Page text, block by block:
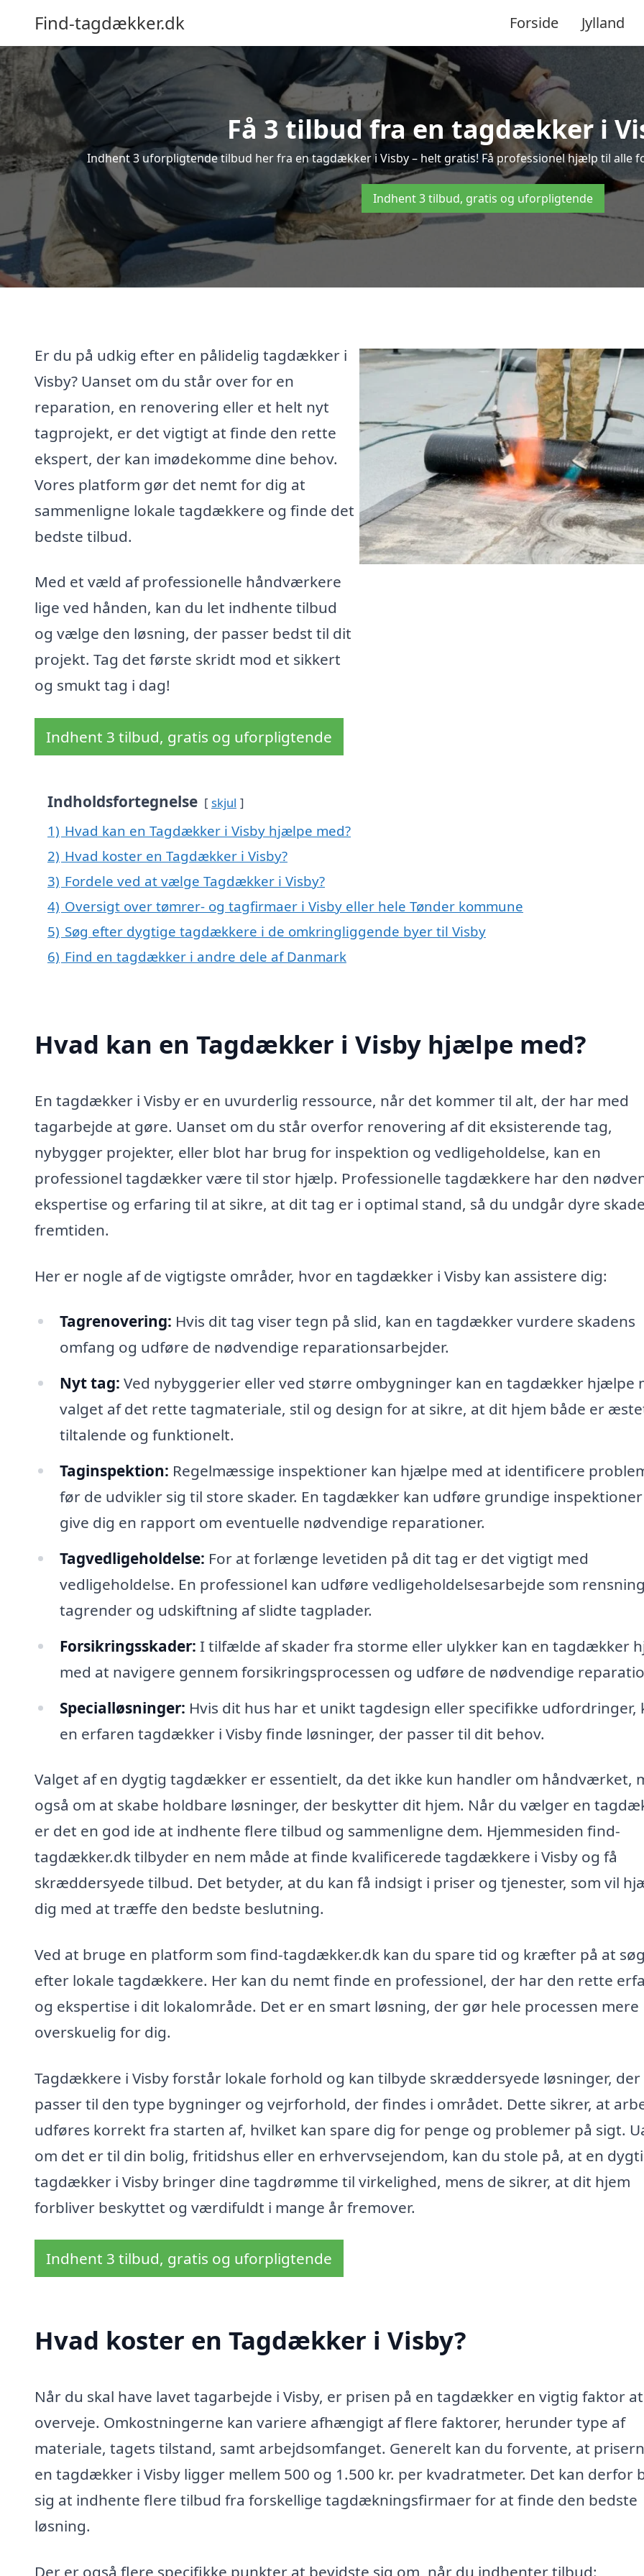
Find-tagdækker.dk Forside Jylland
Få 3 tilbud fra en tagdækker i
Indhent 3 uforpligtende tilbud her fra en tagdækker i Visby – helt gratis! Få professionel hjælp til alle
Indhent 3 tilbud, gratis og uforpligtende
Er du på udkig efter en pålidelig tagdækker i
Visby? Uanset om du står over for en
reparation, en renovering eller et helt nyt
tagprojekt, er det vigtigt at finde den rette
ekspert, der kan imødekomme dine behov.
Vores platform gør det nemt for dig at
sammenligne lokale tagdækkere og finde det
bedste tilbud.
Med et væld af professionelle håndværkere
lige ved hånden, kan du let indhente tilbud
og vælge den løsning, der passer bedst til dit
projekt. Tag det første skridt mod et sikkert
og smukt tag i dag!
Indhent 3 tilbud, gratis og uforpligtende
Indholdsfortegnelse skjul
1) Hvad kan en Tagdækker i Visby hjælpe med?
2) Hvad koster en Tagdækker i Visby?
3) Fordele ved at vælge Tagdækker i Visby?
4) Oversigt over tømrer- og tagfirmaer i Visby eller hele Tønder kommune
5) Søg efter dygtige tagdækkere i de omkringliggende byer til Visby
6) Find en tagdækker i andre dele af Danmark
Hvad kan en Tagdækker i Visby hjælpe med?
En tagdækker i Visby er en uvurderlig ressource, når det kommer til alt, der har med
tagarbejde at gøre. Uanset om du står overfor renovering af dit eksisterende tag,
nybygger projekter, eller blot har brug for inspektion og vedligeholdelse, kan en
professionel tagdækker være til stor hjælp. Professionelle tagdækkere har den
ekspertise og erfaring til at sikre, at dit tag er i optimal stand, så du undgår dyre
fremtiden.
Her er nogle af de vigtigste områder, hvor en tagdækker i Visby kan assistere dig:
Tagrenovering: Hvis dit tag viser tegn på slid, kan en tagdækker vurdere skadens
omfang og udføre de nødvendige reparationsarbejder.
Nyt tag: Ved nybyggerier eller ved større ombygninger kan en tagdækker hjælpe
valget af det rette tagmateriale, stil og design for at sikre, at dit hjem både er
tiltalende og funktionelt.
Taginspektion: Regelmæssige inspektioner kan hjælpe med at identificere
før de udvikler sig til store skader. En tagdækker kan udføre grundige
give dig en rapport om eventuelle nødvendige reparationer.
Tagvedligeholdelse: For at forlænge levetiden på dit tag er det vigtigt med
vedligeholdelse. En professionel kan udføre vedligeholdelsesarbejde som
tagrender og udskiftning af slidte tagplader.
Forsikringsskader: I tilfælde af skader fra storme eller ulykker kan en tagdækker
med at navigere gennem forsikringsprocessen og udføre de nødvendige
Specialløsninger: Hvis dit hus har et unikt tagdesign eller specifikke udfordringer,
en erfaren tagdækker i Visby finde løsninger, der passer til dit behov.
Valget af en dygtig tagdækker er essentielt, da det ikke kun handler om håndværket,
også om at skabe holdbare løsninger, der beskytter dit hjem. Når du vælger en
er det en god ide at indhente flere tilbud og sammenligne dem. Hjemmesiden find-
tagdækker.dk tilbyder en nem måde at finde kvalificerede tagdækkere i Visby og få
skræddersyede tilbud. Det betyder, at du kan få indsigt i priser og tjenester, som vil
dig med at træffe den bedste beslutning.
Ved at bruge en platform som find-tagdækker.dk kan du spare tid og kræfter på at
efter lokale tagdækkere. Her kan du nemt finde en professionel, der har den rette
og ekspertise i dit lokalområde. Det er en smart løsning, der gør hele processen mere
overskuelig for dig.
Tagdækkere i Visby forstår lokale forhold og kan tilbyde skræddersyede løsninger, der
passer til den type bygninger og vejrforhold, der findes i området. Dette sikrer, at
udføres korrekt fra starten af, hvilket kan spare dig for penge og problemer på sigt.
om det er til din bolig, fritidshus eller en erhvervsejendom, kan du stole på, at en
tagdækker i Visby bringer dine tagdrømme til virkelighed, mens de sikrer, at dit hjem
forbliver beskyttet og værdifuldt i mange år fremover.
Indhent 3 tilbud, gratis og uforpligtende
Hvad koster en Tagdækker i Visby?
Når du skal have lavet tagarbejde i Visby, er prisen på en tagdækker en vigtig faktor at
overveje. Omkostningerne kan variere afhængigt af flere faktorer, herunder type af
materiale, tagets tilstand, samt arbejdsomfanget. Generelt kan du forvente, at
en tagdækker i Visby ligger mellem 500 og 1.500 kr. per kvadratmeter. Det kan derfor
sig at indhente flere tilbud fra forskellige tagdækningsfirmaer for at finde den bedste
løsning.
Der er også flere specifikke punkter at bevidste sig om, når du indhenter tilbud: